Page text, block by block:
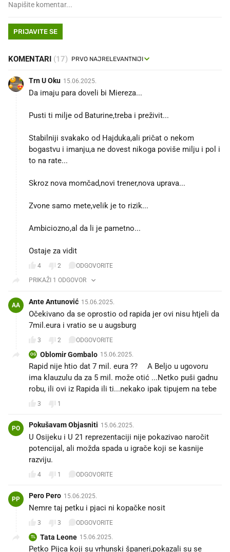
PRIJAVITE SE
KOMENTARI (17)
Trn U Oku 15.06.2025.
Da imaju para doveli bi Miereza...
Pusti ti milje od Baturine,treba i preživit...
Stabilniji svakako od Hajduka,ali pričat o nekom
bogastvu i imanju,a ne dovest nikoga poviše milju i pol i
to na rate...
Skroz nova momčad,novi trener,nova uprava...
Zvone samo mete,velik je to rizik...
Ambiciozno,al da li je pametno...
Ostaje za vidit
4 2
ODGOVORITE
PRIKAŽI 1 ODGOVOR
AA Ante Antunović 15.06.2025.
Očekivano da se oprostio od rapida jer ovi nisu htjeli da
7mil.eura i vratio se u augsburg
3 2 ODGOVORITE
OG Oblomir Gombalo 15.06.2025.
Rapid nije htio dat 7 mil. eura ??🤣A Beljo u ugovoru
ima klauzulu da za 5 mil. može otić ...Netko puši gadnu
robu, ili ovi iz Rapida ili ti...nekako ipak tipujem na tebe
3 1
PO Pokušavam Objasniti 15.06.2025.
U Osijeku i U 21 reprezentaciji nije pokazivao naročit
potencijal, ali možda spada u igrače koji se kasnije
razviju.
4 1 ODGOVORITE
PP Pero Pero 15.06.2025.
Nemre taj petku i pjaci ni kopačke nosit
3 3 ODGOVORITE
TL Tata Leone 15.06.2025.
Petko Pijca koji su vrhunski španeri,pokazali su se